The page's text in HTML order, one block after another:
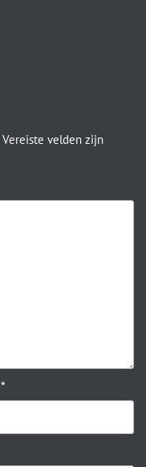
Vereiste velden zijn
*